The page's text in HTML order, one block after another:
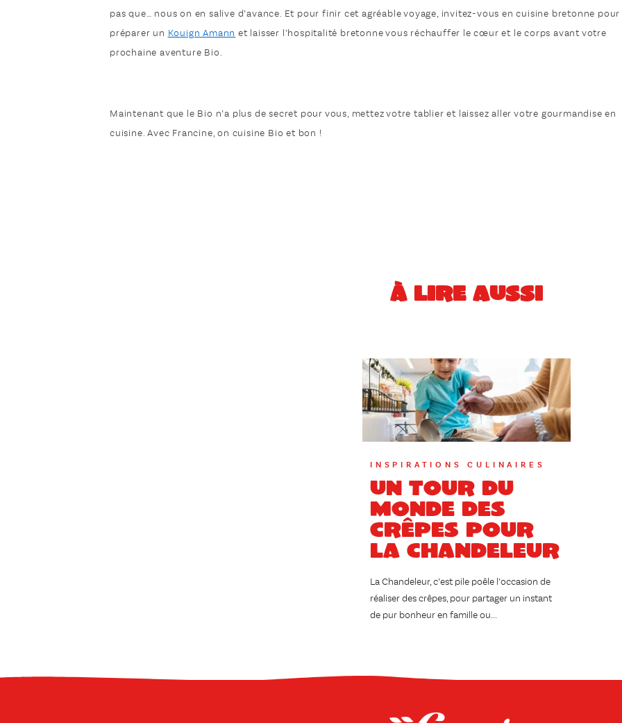
pas que… nous on en salive d’avance. Et pour finir cet agréable voyage, invitez-vous en cuisine bretonne pour
préparer un Kouign Amann et laisser l’hospitalité bretonne vous réchauffer le cœur et le corps avant votre
prochaine aventure Bio.
Maintenant que le Bio n’a plus de secret pour vous, mettez votre tablier et laissez aller votre gourmandise en
cuisine. Avec Francine, on cuisine Bio et bon !
À LIRE AUSSI
INSPIRATIONS CULINAIRES
Un tour du
monde des
crêpes pour
la Chandeleur
La Chandeleur, c’est pile poêle l’occasion de
réaliser des crêpes, pour partager un instant
de pur bonheur en famille ou...